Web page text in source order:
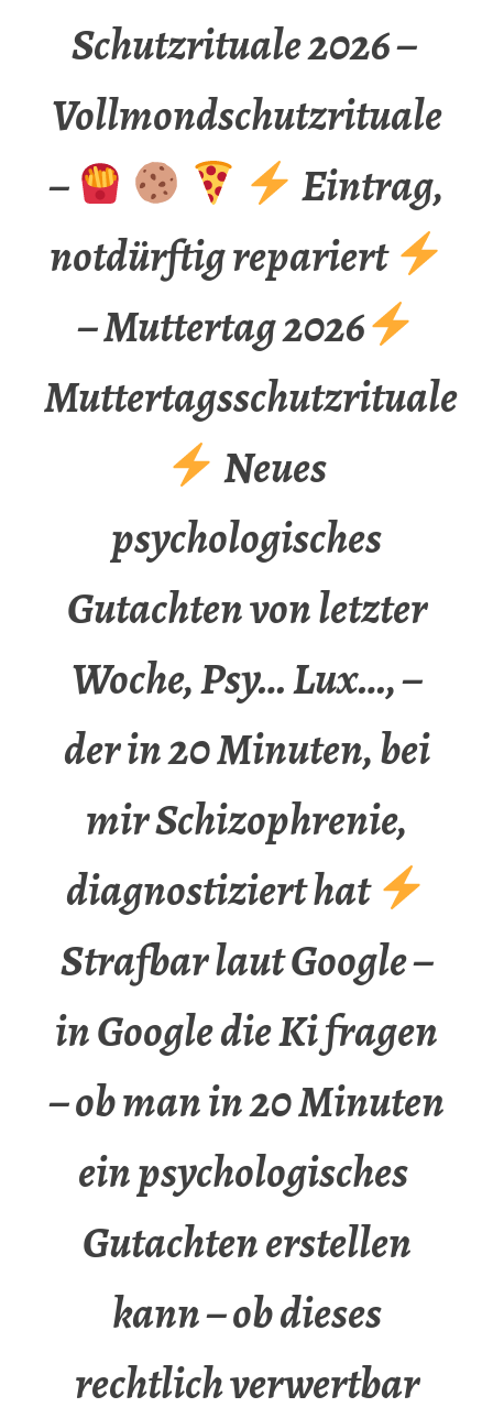
Schutzrituale 2026 –
Vollmondschutzrituale
–
Eintrag,
notdürftig repariert
– Muttertag 2026
Muttertagsschutzrituale
Neues
psychologisches
Gutachten von letzter
Woche, Psy… Lux…, –
der in 20 Minuten, bei
mir Schizophrenie,
diagnostiziert hat
Strafbar laut Google –
in Google die Ki fragen
– ob man in 20 Minuten
ein psychologisches
Gutachten erstellen
kann – ob dieses
rechtlich verwertbar